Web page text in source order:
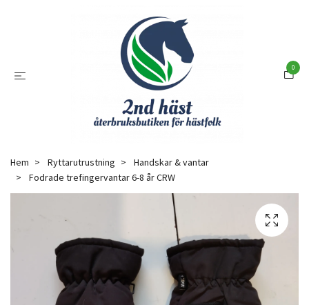
0
Hem Ryttarutrustning
Handskar & vantar
Fodrade trefingervantar 6-8 år CRW